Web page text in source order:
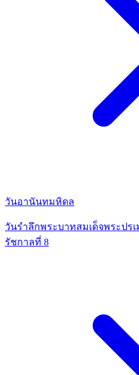
วันอานันทมหิดล
วันรำลึกพระบาทสมเด็จพระป
รัชกาลที่ 8